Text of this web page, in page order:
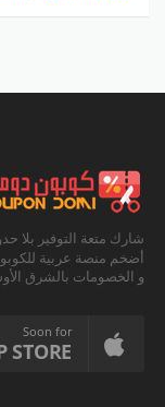
شارك متعة التوفير بلا
أضخم منصة عربية
و الخصومات بالشرق
Soon for
STORE